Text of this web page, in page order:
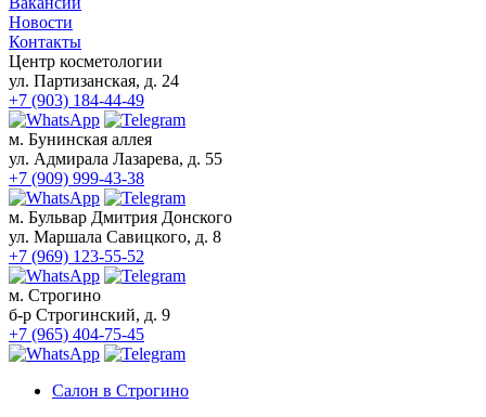
Ногтевой сервис
Маникюр
Классический маникюр
Японский маникюр
Французский маникюр
Детский маникюр (до 12 лет)
Мужской маникюр
Аппаратный маникюр
Европейский необрезной маникюр
Покрытие SHELLAC
Педикюр
Классический педикюр
Новости
Контакты
Центр косметологии
ул. Партизанская, д. 24
+7 (903) 184-44-49
м. Бунинская аллея
ул. Адмирала Лазарева, д. 55
+7 (909) 999-43-38
м. Бульвар Дмитрия Донского
ул. Маршала Савицкого, д. 8
+7 (969) 123-55-52
м. Строгино
б-р Строгинский, д. 9
+7 (965) 404-75-45
Салон в Строгино